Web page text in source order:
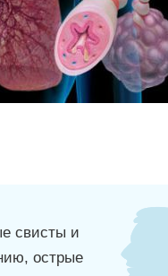
свисты и
острые